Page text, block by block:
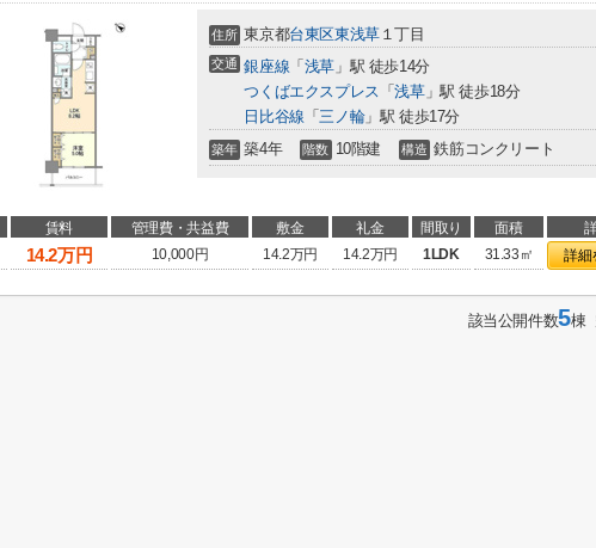
住所 東京都台東区東浅草１丁目
交通 銀座線 「 浅草 」駅 徒歩14分
つくばエクスプレス 「浅草」駅 徒歩18分
日比谷線 「三ノ輪」駅 徒歩17分
築年 築4年 階数 10階建 構造 鉄筋コンクリート
賃料 管理費・共益費 敷金 礼金 間取り 面積
14.2万円 10,000円 14.2万円 14.2万円 1LDK 31.33㎡ 詳細
該当公開件数5棟